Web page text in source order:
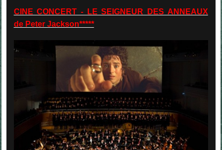
CINE CONCERT - LE SEIGNEUR DES ANNEAUX
de Peter Jackson*****